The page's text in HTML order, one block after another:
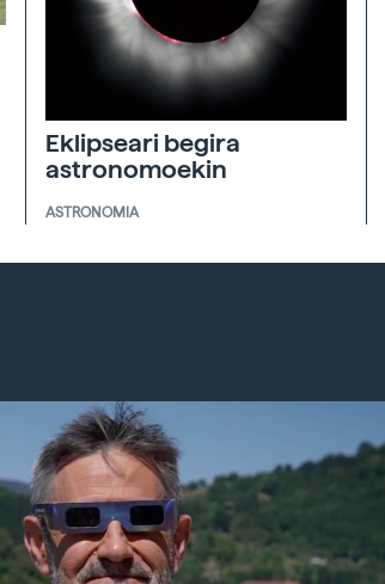
Eklipseari begira
astronomoekin
ASTRONOMIA